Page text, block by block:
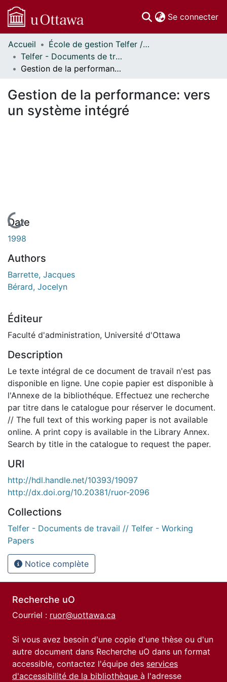
Se connecter
Communautés
et collections
Parcourir
À propos
Accueil
École de gestion Telfer // Telfer School of Management
Telfer - Documents de travail // Telfer - Working Papers
Gestion de la performance: vers un système intégré
Gestion de la performance: vers
un système intégré
En cours de chargement...
Date
1998
Authors
Barrette, Jacques
Bérard, Jocelyn
Éditeur
Faculté d'administration, Université d'Ottawa
Description
Le texte intégral de ce document de travail n'est pas
disponible en ligne. Une copie papier est disponible à
l'Annexe de la bibliothéque. Effectuez une recherche
par titre dans le catalogue pour réserver le document.
// The full text of this working paper is not available
online. A print copy is available in the Library Annex.
Search by title in the catalogue to request the paper.
URI
http://hdl.handle.net/10393/19097
http://dx.doi.org/10.20381/ruor-2096
Collections
Telfer - Documents de travail // Telfer - Working
Papers
Notice complète
Recherche uO
Courriel : ruor@uottawa.ca
Si vous avez besoin d'une copie d'une thèse ou d'un
autre document dans Recherche uO dans un format
accessible, contactez l'équipe des services
d'accessibilité de la bibliothèque à l'adresse